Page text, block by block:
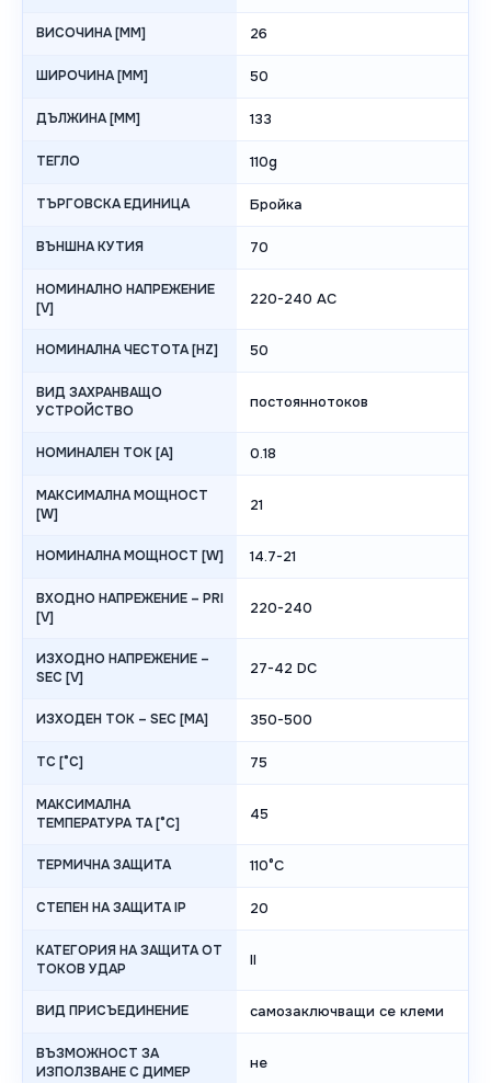
ВИСОЧИНА [MM] 26
ШИРОЧИНА [MM] 50
ДЪЛЖИНА [MM] 133
ТЕГЛО 110g
ТЪРГОВСКА ЕДИНИЦА Бройка
ВЪНШНА КУТИЯ 70
НОМИНАЛНО НАПРЕЖЕНИЕ
[V]
220-240 AC
НОМИНАЛНА ЧЕСТОТА [HZ] 50
ВИД ЗАХРАНВАЩО
УСТРОЙСТВО
постояннотоков
НОМИНАЛЕН ТОК [A] 0.18
МАКСИМАЛНА МОЩНОСТ
[W]
21
НОМИНАЛНА МОЩНОСТ [W] 14.7-21
ВХОДНО НАПРЕЖЕНИЕ – PRI
[V]
220-240
ИЗХОДНО НАПРЕЖЕНИЕ –
SEC [V]
27-42 DC
ИЗХОДЕН ТОК – SEC [MA] 350-500
TC [°C] 75
МАКСИМАЛНА
ТЕМПЕРАТУРА TA [°C]
45
ТЕРМИЧНА ЗАЩИТА 110°C
СТЕПЕН НА ЗАЩИТА IP 20
КАТЕГОРИЯ НА ЗАЩИТА ОТ
ТОКОВ УДАР
II
ВИД ПРИСЪЕДИНЕНИЕ самозаключващи се клеми
ВЪЗМОЖНОСТ ЗА
ИЗПОЛЗВАНЕ С ДИМЕР
не